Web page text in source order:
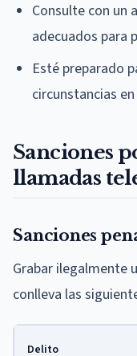
Consulte con un
adecuados para
Esté preparado
circunstancias
Sanciones
llamadas
Sanciones
Grabar ilegalmente
conlleva las
Delito